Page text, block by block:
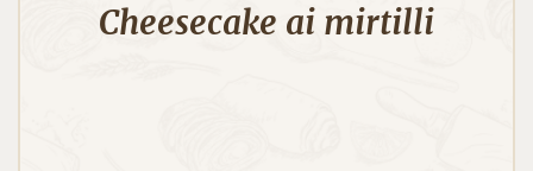
Cheesecake ai mirtilli